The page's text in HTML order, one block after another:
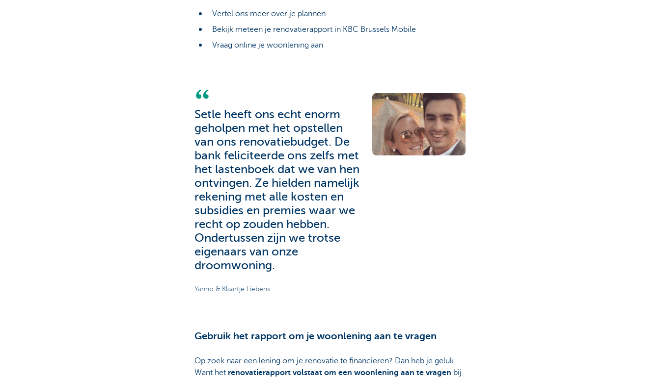
Vertel ons meer over je plannen
Bekijk meteen je renovatierapport in KBC Brussels Mobile
Vraag online je woonlening aan
Setle heeft ons echt enorm
geholpen met het opstellen
van ons renovatiebudget. De
bank feliciteerde ons zelfs met
het lastenboek dat we van hen
ontvingen. Ze hielden namelijk
rekening met alle kosten en
subsidies en premies waar we
recht op zouden hebben.
Ondertussen zijn we trotse
eigenaars van onze
droomwoning.
Yanno & Klaartje Liebens
Gebruik het rapport om je woonlening aan te vragen
Op zoek naar een lening om je renovatie te financieren? Dan heb je geluk.
Want het renovatierapport volstaat om een woonlening aan te vragen bij